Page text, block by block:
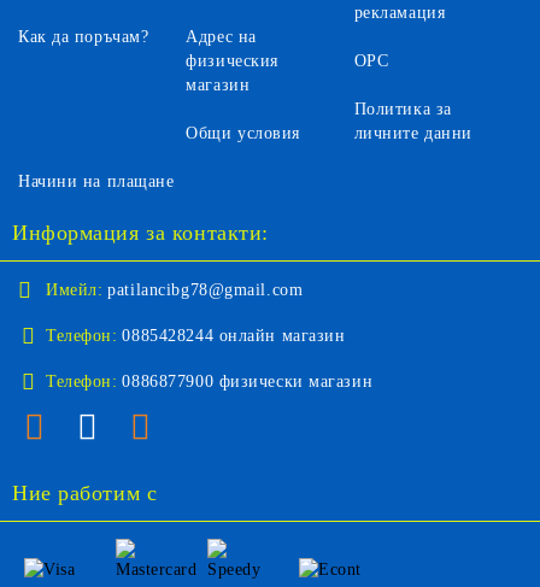
Как да поръчам?
Адрес на
физическия
магазин
Общи условия
рекламация
ОРС
Политика за
личните данни
Начини на плащане
Информация за контакти:
Имейл: patilancibg78@gmail.com
Телефон: 0885428244 онлайн магазин
Телефон: 0886877900 физически магазин
Ние работим с